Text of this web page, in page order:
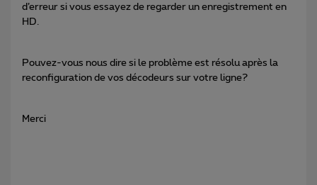
d’erreur si vous essayez de regarder un enregistrement en
HD.
Pouvez-vous nous dire si le problème est résolu après la
reconfiguration de vos décodeurs sur votre ligne?
Merci